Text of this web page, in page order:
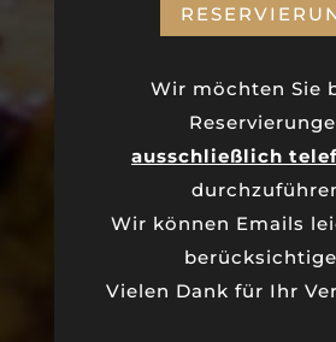
Wir möchten Sie
ausschließlich
Wir können Emails
Vielen Dank für Ihr